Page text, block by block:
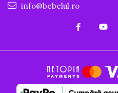
info@bebelul.ro